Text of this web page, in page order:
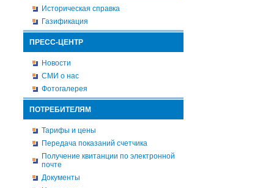
Историческая справка
Газификация
ПРЕСС-ЦЕНТР
Новости
СМИ о нас
Фотогалерея
ПОТРЕБИТЕЛЯМ
Тарифы и цены
Передача показаний счетчика
Получение квитанции по электронной
почте
Документы